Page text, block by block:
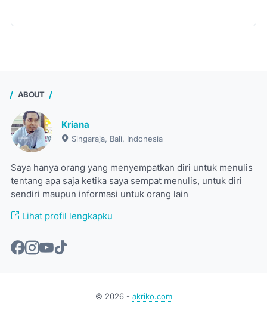
ABOUT
Kriana
Singaraja, Bali, Indonesia
Saya hanya orang yang menyempatkan diri untuk menulis
tentang apa saja ketika saya sempat menulis, untuk diri
sendiri maupun informasi untuk orang lain
Lihat profil lengkapku
© 2026- akriko.com